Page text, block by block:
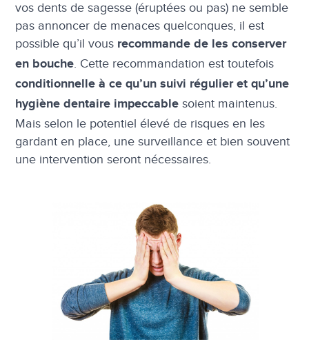
vos dents de sagesse (éruptées ou pas) ne semble
pas annoncer de menaces quelconques, il est
possible qu’il vous recommande de les conserver
en bouche. Cette recommandation est toutefois
conditionnelle à ce qu’un suivi régulier et qu’une
hygiène dentaire impeccable soient maintenus.
Mais selon le potentiel élevé de risques en les
gardant en place, une surveillance et bien souvent
une intervention seront nécessaires.